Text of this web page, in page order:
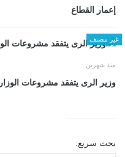
إعمار القطاع
غير مصنف
منذ شهرين
وزير الرى يتفقد مشروعات
بحث سريع: